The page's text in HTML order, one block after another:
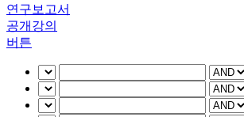
연구보고서
공개강의
버튼